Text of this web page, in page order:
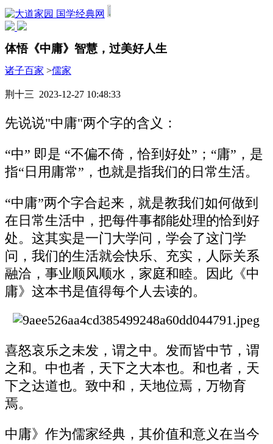
国学经典网
体悟《中庸》智慧，过美好人生
诸子百家 >儒家
荆十三 2023-12-27 10:48:33
先说说"中庸"两个字的含义：
“中” 即是 “不偏不倚，恰到好处”；“庸”，是
指“日用庸常”，也就是指我们的日常生活。
“中庸”两个字合起来，就是教我们如何做到
在日常生活中，把每件事都能处理的恰到好
处。这其实是一门大学问，学会了这门学
问，我们的生活就会快乐、充实，人际关系
融洽，事业顺风顺水，家庭和睦。因此《中
庸》这本书是值得每个人去读的。
喜怒哀乐之未发，谓之中。发而皆中节，谓
之和。中也者，天下之大本也。和也者，天
下之达道也。致中和，天地位焉，万物育
焉。
中庸》作为儒家经典，其价值和意义在当今